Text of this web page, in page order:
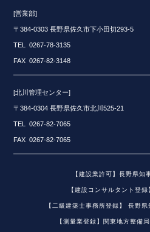
[営業部]
〒384-0303 長野県佐久市下小田切293-5
TEL 0267-78-3135
FAX 0267-82-3148
[北川管理センター]
〒384-0304 長野県佐久市北川525-21
TEL 0267-82-7065
FAX 0267-82-7065
【建設業許可】長野県
【建設コンサルタント登
【二級建築士事務所登録】 長野
【測量業登録】関東地方整備